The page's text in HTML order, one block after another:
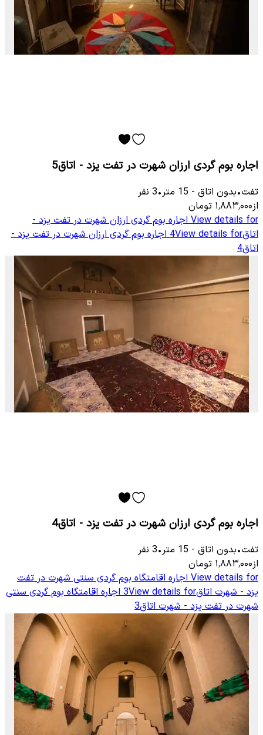
اجاره بوم گردی ارزان شهرت در تفت یزد - اتاق5
تفت•بدون اتاق -
15 متر•
3 نفر
از۱٬۸۸۳٬۰۰۰ تومان
View details for اجاره بوم گردی ارزان شهرت در تفت یزد -
اتاق4View details for اجاره بوم گردی ارزان شهرت در تفت یزد -
اتاق4
اجاره بوم گردی ارزان شهرت در تفت یزد - اتاق4
تفت•بدون اتاق -
15 متر•
3 نفر
از۱٬۸۸۳٬۰۰۰ تومان
View details for اجاره اقامتگاه بوم گردی سنتی شهرت در تفت
یزد - شهرت اتاق3View details for اجاره اقامتگاه بوم گردی سنتی
شهرت در تفت یزد - شهرت اتاق3